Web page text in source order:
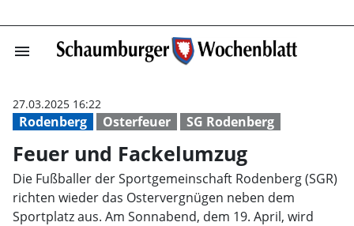
menu Feuer und
Rodenberg Osterfeuer SG Rodenberg
27.03.2025 16:22
Feuer und Fackelumzug
Die Fußballer der Sportgemeinschaft Rodenberg (SGR)
richten wieder das Ostervergnügen neben dem
Sportplatz aus. Am Sonnabend, dem 19. April, wird